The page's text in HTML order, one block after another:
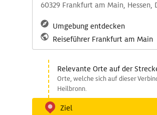
60329 Frankfurt am Main, Hessen,
Umgebung entdecken
Reiseführer Frankfurt am Main
Relevante Orte auf der
Orte, welche sich auf dieser
Heilbronn.
Ziel